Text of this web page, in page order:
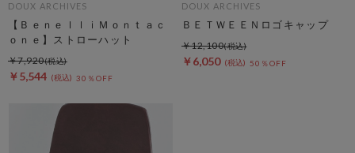
DOUX ARCHIVES
【ＢｅｎｅｌｌｉＭｏｎｔａｃ
ｏｎｅ】ストローハット
￥5,544 30％OFF
￥7,920
DOUX ARCHIVES
ＢＥＴＷＥＥＮロゴキャップ
￥6,050 50％OFF
￥12,100